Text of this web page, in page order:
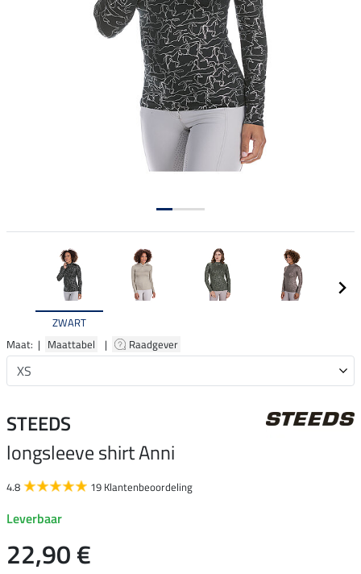
ZWART
Maat: | Maattabel | Raadgever
STEEDS
longsleeve shirt Anni
4.8 19 Klantenbeoordeling
Leverbaar
22,90 €